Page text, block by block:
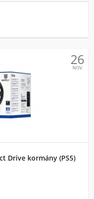
26
NOV.
Drive kormány (PS5)